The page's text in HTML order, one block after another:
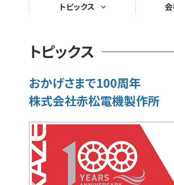
トピックス
トピックス
おかげさまで100周年
株式会社赤松電機製作所